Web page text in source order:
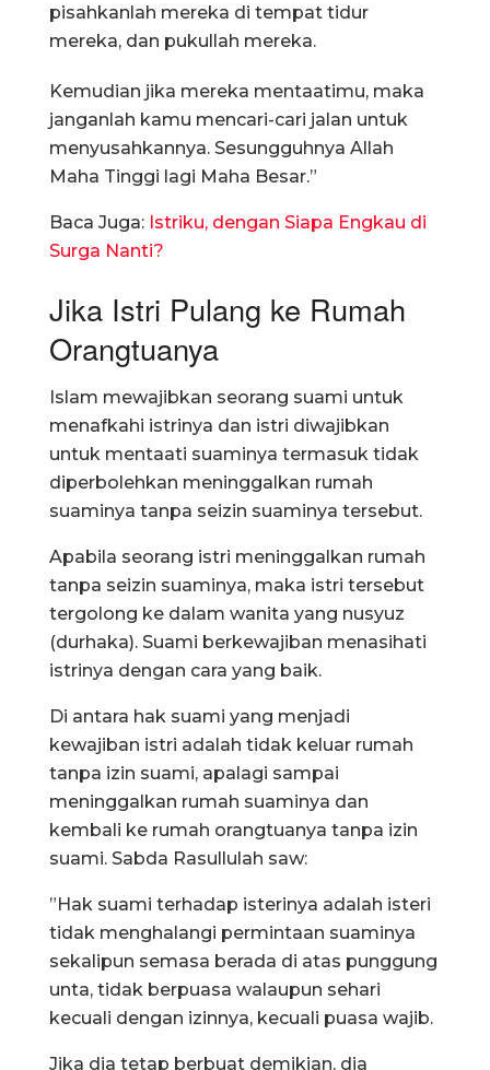
pisahkanlah mereka di tempat tidur
mereka, dan pukullah mereka.
Kemudian jika mereka mentaatimu, maka
janganlah kamu mencari-cari jalan untuk
menyusahkannya. Sesungguhnya Allah
Maha Tinggi lagi Maha Besar.”
Baca Juga: Istriku, dengan Siapa Engkau di
Surga Nanti?
Jika Istri Pulang ke Rumah
Orangtuanya
Islam mewajibkan seorang suami untuk
menafkahi istrinya dan istri diwajibkan
untuk mentaati suaminya termasuk tidak
diperbolehkan meninggalkan rumah
suaminya tanpa seizin suaminya tersebut.
Apabila seorang istri meninggalkan rumah
tanpa seizin suaminya, maka istri tersebut
tergolong ke dalam wanita yang nusyuz
(durhaka). Suami berkewajiban menasihati
istrinya dengan cara yang baik.
Di antara hak suami yang menjadi
kewajiban istri adalah tidak keluar rumah
tanpa izin suami, apalagi sampai
meninggalkan rumah suaminya dan
kembali ke rumah orangtuanya tanpa izin
suami. Sabda Rasullulah saw:
”Hak suami terhadap isterinya adalah isteri
tidak menghalangi permintaan suaminya
sekalipun semasa berada di atas punggung
unta, tidak berpuasa walaupun sehari
kecuali dengan izinnya, kecuali puasa wajib.
Jika dia tetap berbuat demikian, dia